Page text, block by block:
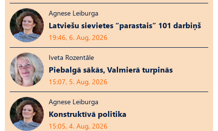
Agnese Leiburga
Latviešu sievietes “parastais” 101 darbiņš
19:46, 6. Aug, 2026
Iveta Rozentāle
Piebalgā sākās, Valmierā turpinās
15:07, 5. Aug, 2026
Agnese Leiburga
Konstruktīvā politika
15:05, 4. Aug, 2026